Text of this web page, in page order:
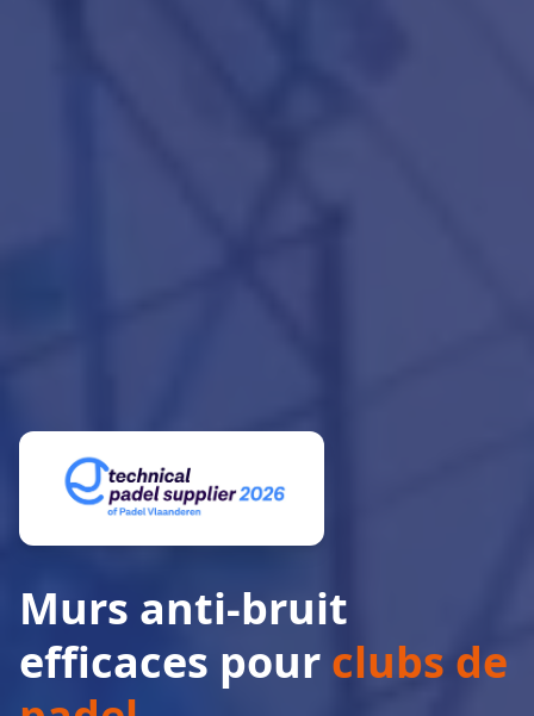
Murs anti-bruit
efficaces pour clubs de